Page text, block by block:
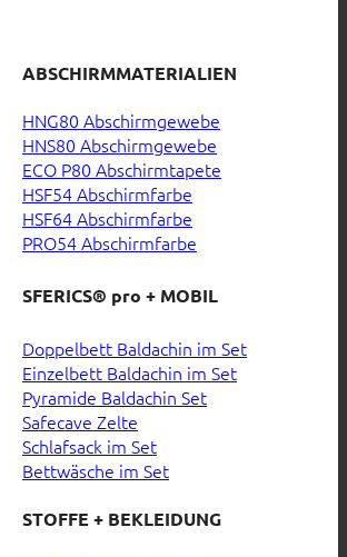
ABSCHIRMMATERIALIEN
HNG80 Abschirmgewebe
HNS80 Abschirmgewebe
ECO P80 Abschirmtapete
HSF54 Abschirmfarbe
HSF64 Abschirmfarbe
PRO54 Abschirmfarbe
SFERICS® pro + MOBIL
Doppelbett Baldachin im Set
Einzelbett Baldachin im Set
Pyramide Baldachin Set
Safecave Zelte
Schlafsack im Set
Bettwäsche im Set
STOFFE + BEKLEIDUNG